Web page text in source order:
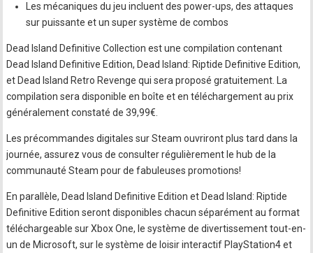
Les mécaniques du jeu incluent des power-ups, des attaques
sur puissante et un super système de combos
Dead Island Definitive Collection est une compilation contenant
Dead Island Definitive Edition, Dead Island: Riptide Definitive Edition,
et Dead Island Retro Revenge qui sera proposé gratuitement. La
compilation sera disponible en boîte et en téléchargement au prix
généralement constaté de 39,99€.
Les précommandes digitales sur Steam ouvriront plus tard dans la
journée, assurez vous de consulter régulièrement le hub de la
communauté Steam pour de fabuleuses promotions!
En parallèle, Dead Island Definitive Edition et Dead Island: Riptide
Definitive Edition seront disponibles chacun séparément au format
téléchargeable sur Xbox One, le système de divertissement tout-en-
un de Microsoft, sur le système de loisir interactif PlayStation4 et